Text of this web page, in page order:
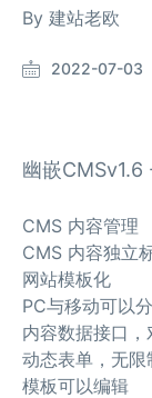
By 建站老欧
2022-07-03
幽嵌CMSv1.6
CMS 内容管理
CMS 内容独立
网站模板化
PC与移动可以
内容数据接口
动态表单，无
模板可以编辑